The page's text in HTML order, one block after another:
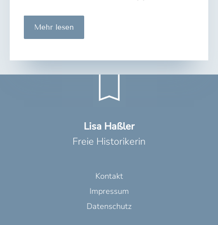
Schwierigkeiten
Schreiben
Mehr lesen
Lisa Haßler
Freie Historikerin
Kontakt
Impressum
Datenschutz